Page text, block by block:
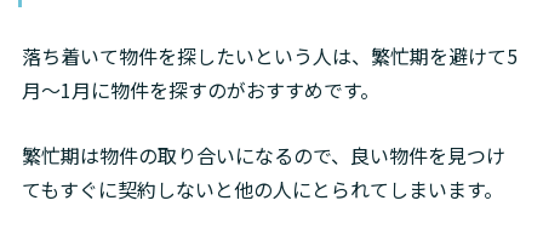
落ち着いて物件を探したいという人は、繁忙期を避けて5
月～1月に物件を探すのがおすすめです。
繁忙期は物件の取り合いになるので、良い物件を見つけ
てもすぐに契約しないと他の人にとられてしまいます。